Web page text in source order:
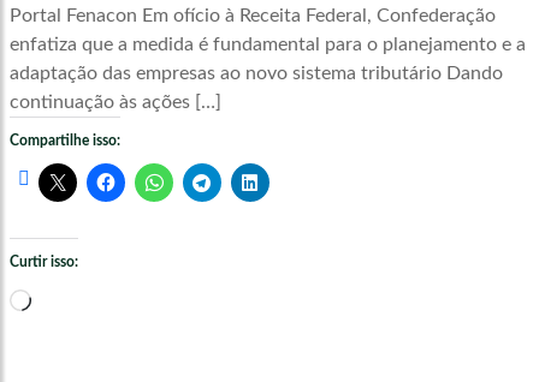
Portal Fenacon Em ofício à Receita Federal, Confederação
enfatiza que a medida é fundamental para o planejamento e a
adaptação das empresas ao novo sistema tributário Dando
continuação às ações […]
Compartilhe isso:
Curtir isso:
Carregando...